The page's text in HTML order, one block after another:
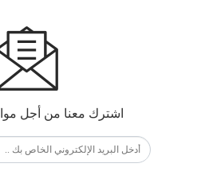
اشترك معنا من أجل